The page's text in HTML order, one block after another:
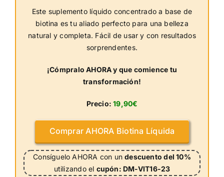
Este suplemento líquido concentrado a base de
biotina es tu aliado perfecto para una belleza
natural y completa. Fácil de usar y con resultados
sorprendentes.
¡Cómpralo AHORA y que comience tu
transformación!
Precio:19,90€
Comprar AHORA Biotina Líquida
Consíguelo AHORA con undescuento del 10%
utilizando el cupón: DM-VIT16-23